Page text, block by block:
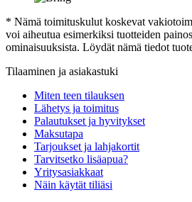
* Nämä toimituskulut koskevat
voi aiheutua esimerkiksi tuotteiden
ominaisuuksista. Löydät nämä tiedot
Tilaaminen ja asiakastuki
Miten teen tilauksen
Lähetys ja toimitus
Palautukset ja hyvitykset
Maksutapa
Tarjoukset ja lahjakortit
Tarvitsetko lisäapua?
Yritysasiakkaat
Näin käytät tiliäsi